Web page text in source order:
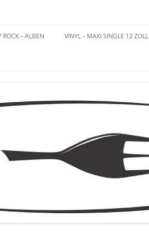
ROCK – ALBEN VINYL – MAXI SINGLE 12 ZOLL